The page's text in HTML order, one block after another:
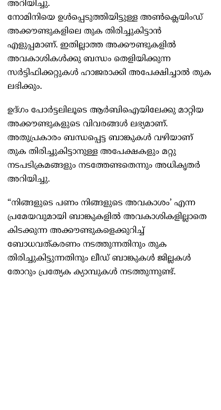
അറിയിച്ചു.
നോമിനിയെ ഉൾപ്പെടുത്തിയിട്ടുള്ള അൺക്ലെയിംഡ്
അക്കൗണ്ടുകളിലെ തുക തിരിച്ചുകിട്ടാൻ
എളുപ്പമാണ്. ഇതില്ലാത്ത അക്കൗണ്ടുകളിൽ
അവകാശികള്‍ക്കു ബന്ധം തെളിയിക്കുന്ന
സര്‍ട്ടിഫിക്കറ്റുകള്‍ ഹാജരാക്കി അപേക്ഷിച്ചാൽ തുക
ലഭിക്കും.
ഉദ്ഗം പോര്‍ട്ടലിലൂടെ ആര്‍ബിഐയിലേക്കു മാറ്റിയ
അക്കൗണ്ടുകളുടെ വിവരങ്ങൾ ലഭ്യമാണ്.
അതുപ്രകാരം ബന്ധപ്പെട്ട ബാങ്കുകൾ വഴിയാണ്
തുക തിരിച്ചുകിട്ടാനുള്ള അപേക്ഷകളും മറ്റു
നടപടിക്രമങ്ങളും നടത്തേണ്ടതെന്നും അധികൃതർ
അറിയിച്ചു.
“നിങ്ങളുടെ പണം നിങ്ങളുടെ അവകാശം’ എന്ന
പ്രമേയവുമായി ബാങ്കുകളിൽ അവകാശികളില്ലാതെ
കിടക്കുന്ന അക്കൗണ്ടുകളെക്കുറിച്ച്
ബോധവത്കരണം നടത്തുന്നതിനും തുക
തിരിച്ചുകിട്ടുന്നതിനും ലീഡ് ബാങ്കുകൾ‌ ജില്ലകൾ
തോറും പ്രത്യേക ക്യാമ്പുകൾ നടത്തുന്നുണ്ട്.